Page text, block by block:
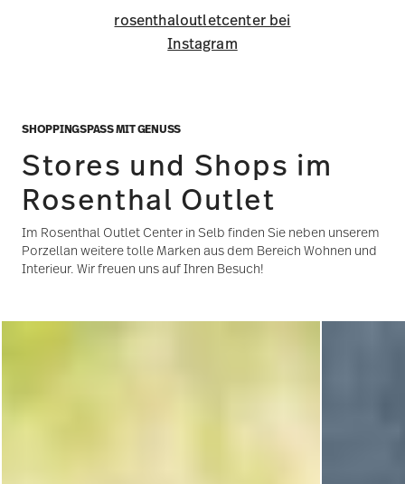
rosenthaloutletcenter bei
Instagram
SHOPPINGSPASS MIT GENUSS
Stores und Shops im
Rosenthal Outlet
Im Rosenthal Outlet Center in Selb finden Sie neben unserem
Porzellan weitere tolle Marken aus dem Bereich Wohnen und
Interieur. Wir freuen uns auf Ihren Besuch!